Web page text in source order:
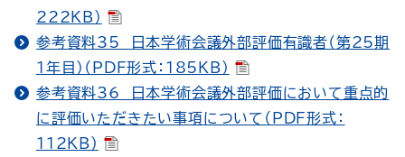
222KB）
参考資料35 日本学術会議外部評価有識者（第25期
１年目）（PDF形式：185KB）
参考資料36 日本学術会議外部評価において重点的
に評価いただきたい事項について（PDF形式：
112KB）